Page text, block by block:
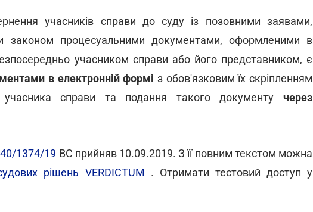
учасників справи до суду із позовними заявами,
законом процесуальними документами, оформленими в
учасником справи або його представником, є
в електронній формі з обов'язковим їх скріпленням
справи та подання такого документу через
1374/19 ВС прийняв 10.09.2019. З її повним текстом можна
рішень VERDICTUM . Отримати тестовий доступ у